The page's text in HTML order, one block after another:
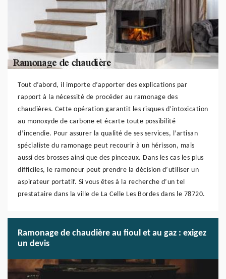
Tout d’abord, il importe d’apporter des explications par
rapport à la nécessité de procéder au ramonage des
chaudières. Cette opération garantit les risques d’intoxication
au monoxyde de carbone et écarte toute possibilité
d’incendie. Pour assurer la qualité de ses services, l’artisan
spécialiste du ramonage peut recourir à un hérisson, mais
aussi des brosses ainsi que des pinceaux. Dans les cas les plus
difficiles, le ramoneur peut prendre la décision d’utiliser un
aspirateur portatif. Si vous êtes à la recherche d’un tel
prestataire dans la ville de La Celle Les Bordes dans le 78720.
Ramonage de chaudière au fioul et au gaz : exigez
un devis